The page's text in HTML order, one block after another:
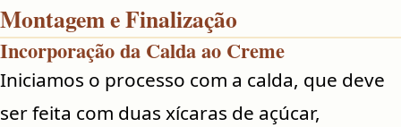
Montagem e Finalização
Incorporação da Calda ao Creme
Iniciamos o processo com a calda, que deve
ser feita com duas xícaras de açúcar,